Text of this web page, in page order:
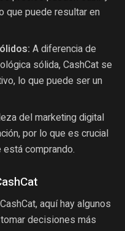
que puede resultar en
A diferencia de
sólida, CashCat se
lo que puede ser un
del marketing digital
por lo que es crucial
comprando.
aquí hay algunos
decisiones más